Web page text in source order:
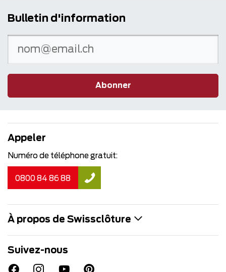
Bulletin d'information
Abonner
Appeler
Numéro de téléphone gratuit:
0800 84 86 88
À propos de Swissclôture
Suivez-nous